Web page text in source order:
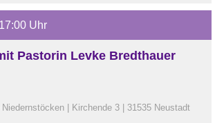
Uhr
Pastorin Levke Bredthauer
| Kirchende 3 | 31535 Neustadt